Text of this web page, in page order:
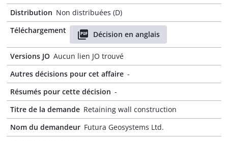
Distribution Non distribuées (D)
Téléchargement
Décision en anglais
Versions JO Aucun lien JO trouvé
Autres décisions pour cet affaire -
Résumés pour cette décision -
Titre de la demande Retaining wall construction
Nom du demandeur Futura Geosystems Ltd.